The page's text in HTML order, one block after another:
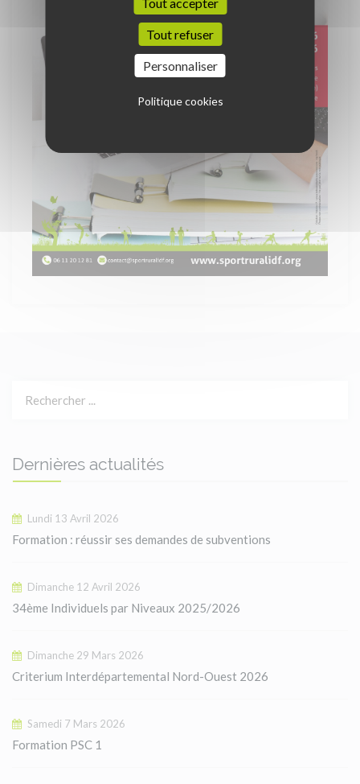
Dernières actualités
Lundi 13 Avril 2026
Formation : réussir ses demandes de subventions
Dimanche 12 Avril 2026
34ème Individuels par Niveaux 2025/2026
Dimanche 29 Mars 2026
Criterium Interdépartemental Nord-Ouest 2026
Samedi 7 Mars 2026
Formation PSC 1
Tout refuser
Personnaliser
Politique cookies